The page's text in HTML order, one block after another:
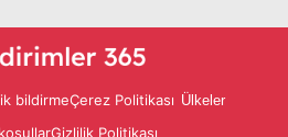
bildirmeÇerez Politikası Ülkeler
Gizlilik Politikası